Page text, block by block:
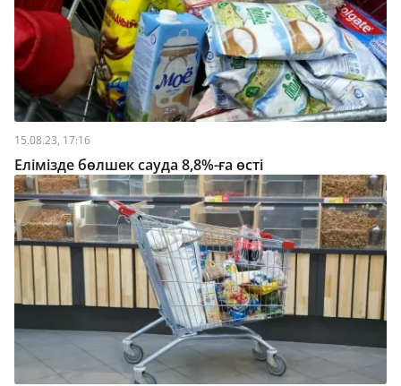
15.08.23, 17:16
Елімізде бөлшек сауда 8,8%-ға өсті